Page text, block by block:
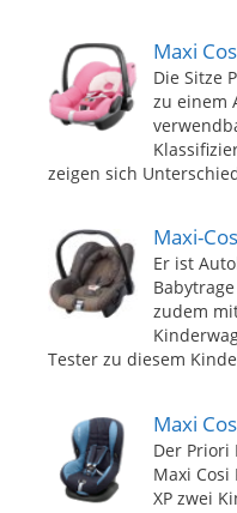
Maxi
Die Sitze
zu einem
zeigen sich
Maxi-
Er ist
zudem
Tester zu diesem
Maxi
Der Priori
Maxi Cosi
XP zwei